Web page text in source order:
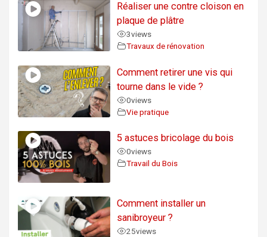
Réaliser une contre cloison en
plaque de plâtre
3views
Travaux de rénovation
Comment retirer une vis qui
tourne dans le vide ?
0views
Vie pratique
5 astuces bricolage du bois
0views
Travail du Bois
Comment installer un
sanibroyeur ?
25views